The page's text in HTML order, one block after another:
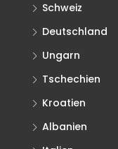
Schweiz
Deutschland
Ungarn
Tschechien
Kroatien
Albanien